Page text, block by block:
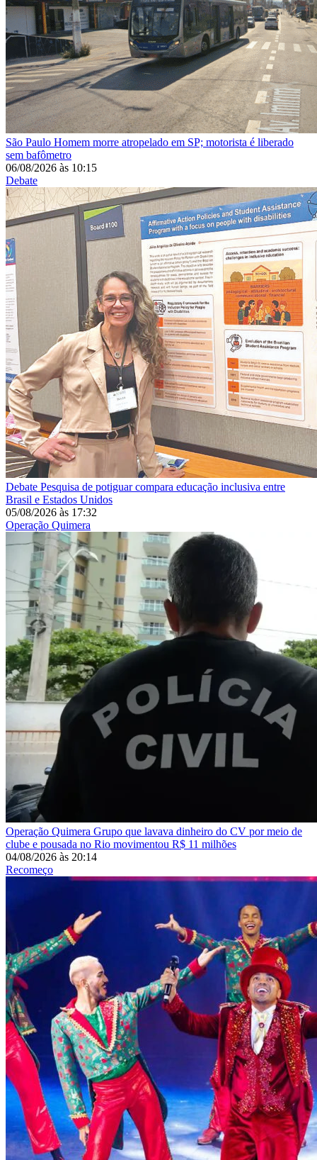
São Paulo Homem morre atropelado em SP; motorista é liberado
sem bafômetro
06/08/2026 às 10:15
Debate
Debate Pesquisa de potiguar compara educação inclusiva entre
Brasil e Estados Unidos
05/08/2026 às 17:32
Operação Quimera
Operação Quimera Grupo que lavava dinheiro do CV por meio de
clube e pousada no Rio movimentou R$ 11 milhões
04/08/2026 às 20:14
Recomeço